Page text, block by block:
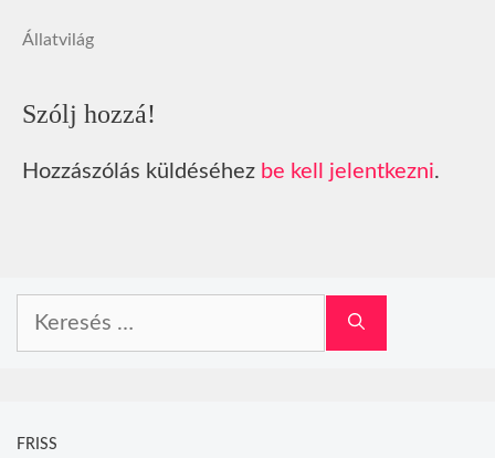
Állatvilág
Szólj hozzá!
Hozzászólás küldéséhez be kell jelentkezni.
FRISS